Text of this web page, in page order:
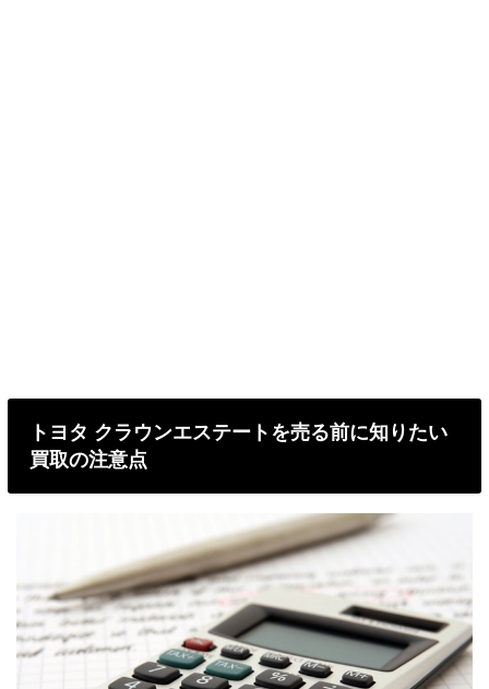
トヨタ クラウンエステートを売る前に知りたい
買取の注意点